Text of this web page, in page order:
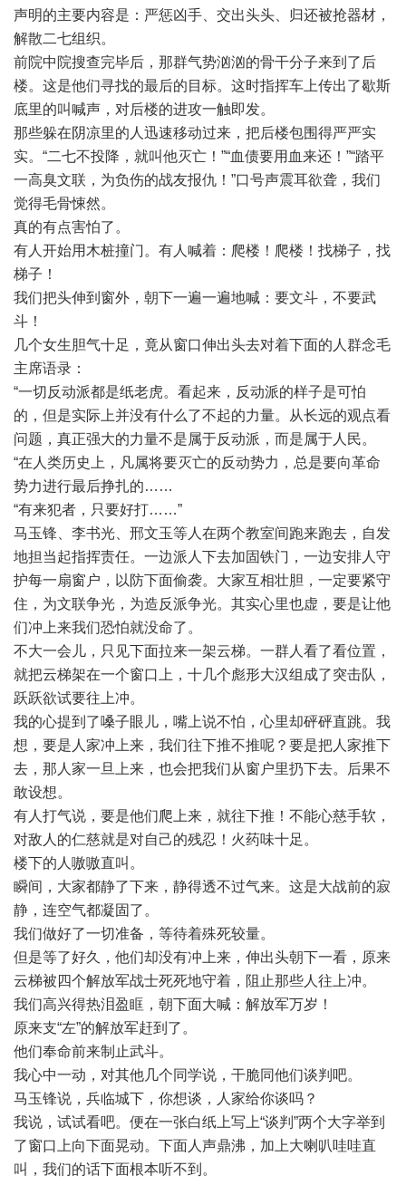
声明的主要内容是：严惩凶手、交出头头、归还被抢器材，
解散二七组织。
前院中院搜查完毕后，那群气势汹汹的骨干分子来到了后
楼。这是他们寻找的最后的目标。这时指挥车上传出了歇斯
底里的叫喊声，对后楼的进攻一触即发。
那些躲在阴凉里的人迅速移动过来，把后楼包围得严严实
实。“二七不投降，就叫他灭亡！”“血债要用血来还！”“踏平
一高臭文联，为负伤的战友报仇！”口号声震耳欲聋，我们
觉得毛骨悚然。
真的有点害怕了。
有人开始用木桩撞门。有人喊着：爬楼！爬楼！找梯子，找
梯子！
我们把头伸到窗外，朝下一遍一遍地喊：要文斗，不要武
斗！
几个女生胆气十足，竟从窗口伸出头去对着下面的人群念毛
主席语录：
“一切反动派都是纸老虎。看起来，反动派的样子是可怕
的，但是实际上并没有什么了不起的力量。从长远的观点看
问题，真正强大的力量不是属于反动派，而是属于人民。
“在人类历史上，凡属将要灭亡的反动势力，总是要向革命
势力进行最后挣扎的……
“有来犯者，只要好打……”
马玉锋、李书光、邢文玉等人在两个教室间跑来跑去，自发
地担当起指挥责任。一边派人下去加固铁门，一边安排人守
护每一扇窗户，以防下面偷袭。大家互相壮胆，一定要紧守
住，为文联争光，为造反派争光。其实心里也虚，要是让他
们冲上来我们恐怕就没命了。
不大一会儿，只见下面拉来一架云梯。一群人看了看位置，
就把云梯架在一个窗口上，十几个彪形大汉组成了突击队，
跃跃欲试要往上冲。
我的心提到了嗓子眼儿，嘴上说不怕，心里却砰砰直跳。我
想，要是人家冲上来，我们往下推不推呢？要是把人家推下
去，那人家一旦上来，也会把我们从窗户里扔下去。后果不
敢设想。
有人打气说，要是他们爬上来，就往下推！不能心慈手软，
对敌人的仁慈就是对自己的残忍！火药味十足。
楼下的人嗷嗷直叫。
瞬间，大家都静了下来，静得透不过气来。这是大战前的寂
静，连空气都凝固了。
我们做好了一切准备，等待着殊死较量。
但是等了好久，他们却没有冲上来，伸出头朝下一看，原来
云梯被四个解放军战士死死地守着，阻止那些人往上冲。
我们高兴得热泪盈眶，朝下面大喊：解放军万岁！
原来支“左”的解放军赶到了。
他们奉命前来制止武斗。
我心中一动，对其他几个同学说，干脆同他们谈判吧。
马玉锋说，兵临城下，你想谈，人家给你谈吗？
我说，试试看吧。便在一张白纸上写上“谈判”两个大字举到
了窗口上向下面晃动。下面人声鼎沸，加上大喇叭哇哇直
叫，我们的话下面根本听不到。